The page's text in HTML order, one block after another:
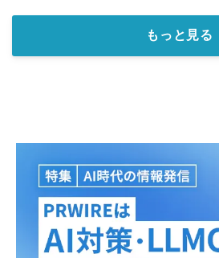
もっと見る